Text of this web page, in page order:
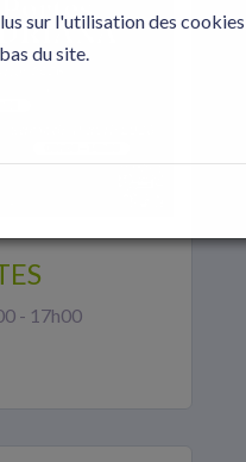
sur l'utilisation des
du site.
- 17h00